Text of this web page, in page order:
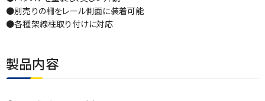
●別売りの柵をレール側面に装着可能
●各種架線柱取り付けに対応
製品内容